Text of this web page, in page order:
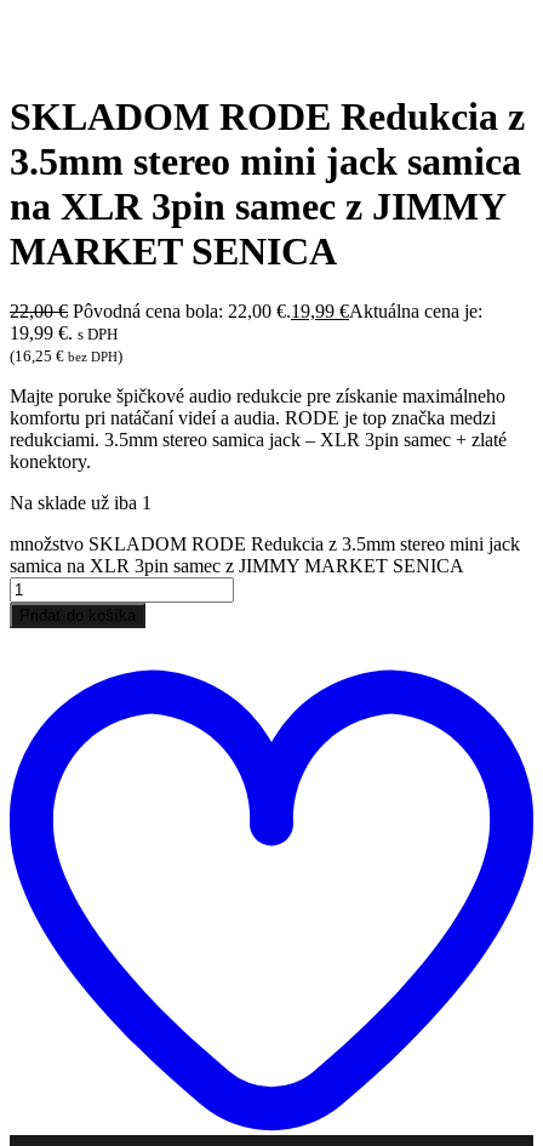
SKLADOM RODE Redukcia z
3.5mm stereo mini jack samica
na XLR 3pin samec z JIMMY
MARKET SENICA
22,00€ Pôvodná cena bola: 22,00 €.19,99 €Aktuálna cena je:
19,99 €. s DPH
(16,25 € bez DPH)
Majte poruke špičkové audio redukcie pre získanie maximálneho
komfortu pri natáčaní videí a audia. RODE je top značka medzi
redukciami. 3.5mm stereo samica jack – XLR 3pin samec + zlaté
konektory.
Na sklade už iba 1
množstvo SKLADOM RODE Redukcia z 3.5mm stereo mini jack
samica na XLR 3pin samec z JIMMY MARKET SENICA
Pridať do košíka